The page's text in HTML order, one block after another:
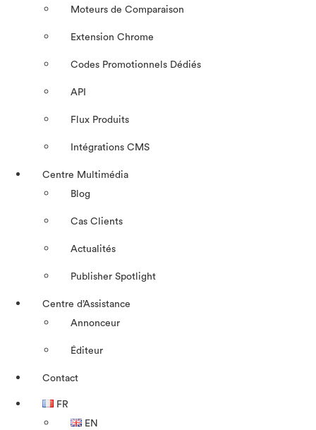
Moteurs de Comparaison
Extension Chrome
Codes Promotionnels Dédiés
API
Flux Produits
Intégrations CMS
Centre Multimédia
Blog
Cas Clients
Actualités
Publisher Spotlight
Centre d’Assistance
Annonceur
Éditeur
Contact
FR
EN